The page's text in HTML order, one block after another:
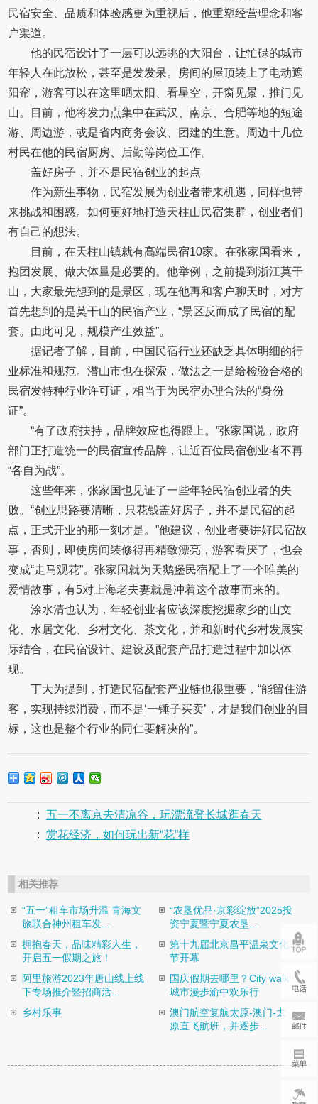
民宿安全、品质和体验感更为重视后，他重塑经营理念和客
户渠道。
他的民宿设计了一层可以远眺的大阳台，让忙碌的城市
年轻人在此放松，甚至是发发呆。房间的屋顶装上了电动遮
阳帘，游客可以在这里晒太阳、看星空，开窗见景，推门见
山。目前，他将发力点集中在武汉、南京、合肥等地的短途
游、周边游，或是省内商务会议、团建的生意。周边十几位
村民在他的民宿厨房、后勤等岗位工作。
盖好房子，并不是民宿创业的起点
作为新生事物，民宿发展为创业者带来机遇，同样也带
来挑战和困惑。如何更好地打造天柱山民宿集群，创业者们
有自己的想法。
目前，在天柱山镇就有高端民宿10家。在张家国看来，
抱团发展、做大体量是必要的。他举例，之前提到浙江莫干
山，大家最先想到的是景区，现在他再和客户聊天时，对方
首先想到的是莫干山的民宿产业，“景区反而成了民宿的配
套。由此可见，规模产生效益”。
据记者了解，目前，中国民宿行业还缺乏具体明细的行
业标准和规范。潜山市也在探索，做法之一是给检验合格的
民宿发特种行业许可证，相当于为民宿办理合法的“身份
证”。
“有了政府扶持，品牌效应也得跟上。”张家国说，政府
部门正打造统一的民宿宣传品牌，让近百位民宿创业者不再
“各自为战”。
这些年来，张家国也见证了一些年轻民宿创业者的失
败。“创业思路要清晰，只花钱盖好房子，并不是民宿的起
点，正式开业的那一刻才是。”他建议，创业者要讲好民宿故
事，否则，即使房间装修得再精致漂亮，游客看厌了，也会
变成“走马观花”。张家国就为天鹅堡民宿配上了一个唯美的
爱情故事，有5对上海老夫妻就是冲着这个故事而来的。
涂水清也认为，年轻创业者应该深度挖掘家乡的山文
化、水居文化、乡村文化、茶文化，并和新时代乡村发展实
际结合，在民宿设计、建设及配套产品打造过程中加以体
现。
丁大为提到，打造民宿配套产业链也很重要，“能留住游
客，实现持续消费，而不是‘一锤子买卖’，才是我们创业的目
标，这也是整个行业的同仁要解决的”。
:
五一不离京去清凉谷，玩漂流登长城逛春天
: 赏花经济，如何玩出新“花”样
相关推荐
“五一”租车市场升温 青海文
旅联合神州租车发...
“农垦优品·京彩绽放”2025投
资宁夏暨宁夏农垦...
拥抱春天，品味精彩人生，
开启五一假期之旅！
第十九届北京昌平温泉文化
节开幕
阿里旅游2023年唐山线上线
下专场推介暨招商活...
国庆假期去哪里？City walk
城市漫步渝中欢乐行
乡村乐事
澳门航空复航太原-澳门-太
原直飞航班，并逐步...